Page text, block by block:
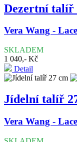
Dezertní talíř
Vera Wang -
SKLADEM
1 040,- Kč
Detail
Jídelní talíř
Vera Wang -